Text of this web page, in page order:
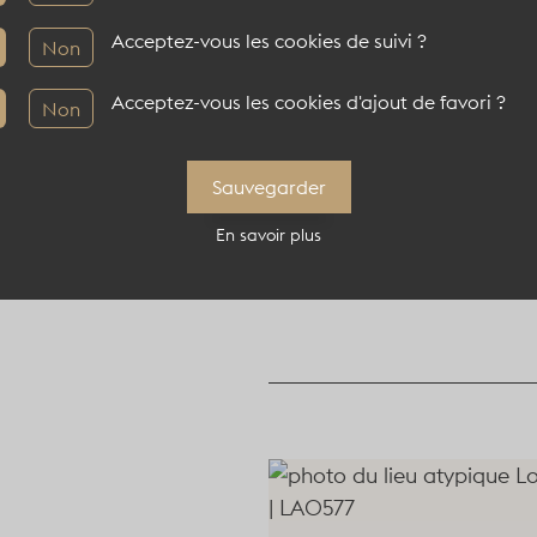
40 pers en théâtre
Informations
Non Acceptez-vous les cookies de suivi ?
Non Acceptez-vous les cookies d'ajout de favori ?
Sauvegarder
En savoir plus